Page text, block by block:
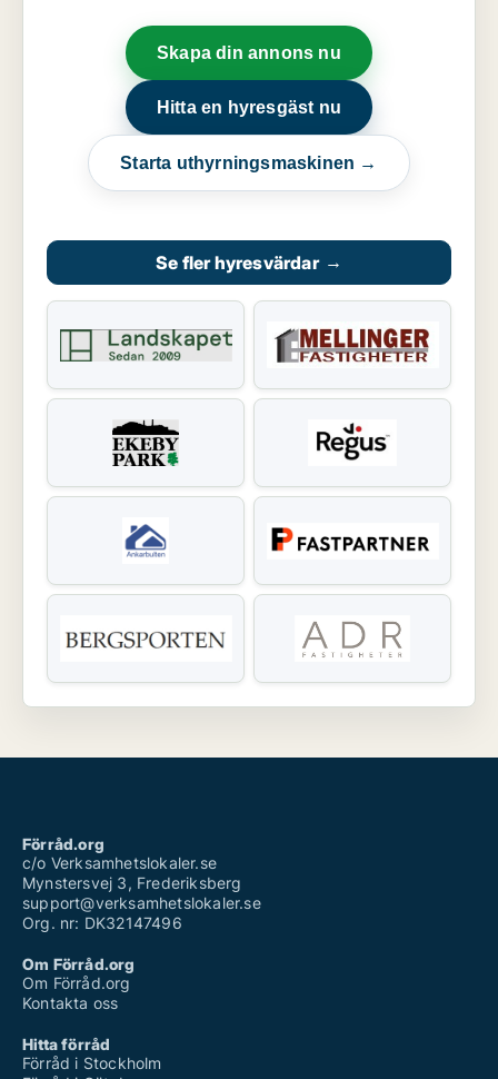
Skapa din annons nu
Hitta en hyresgäst nu
Starta uthyrningsmaskinen →
Se fler hyresvärdar →
Förråd.org
c/o Verksamhetslokaler.se
Mynstersvej 3, Frederiksberg
support@verksamhetslokaler.se
Org. nr: DK32147496
Om Förråd.org
Om Förråd.org
Kontakta oss
Hitta förråd
Förråd i Stockholm